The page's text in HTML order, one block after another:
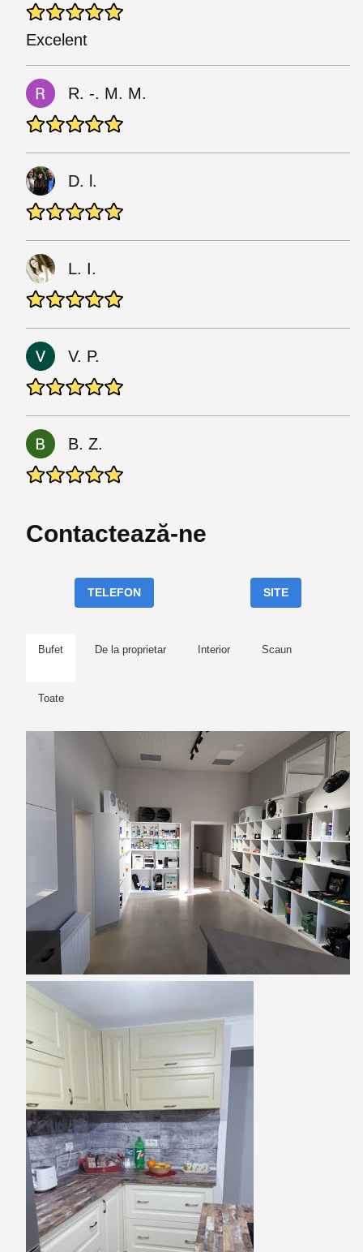
Excelent
R. -. M. M.
D. l.
L. I.
V. P.
B. Z.
Contactează-ne
TELEFON SITE
Bufet De la proprietar Interior Scaun
Toate